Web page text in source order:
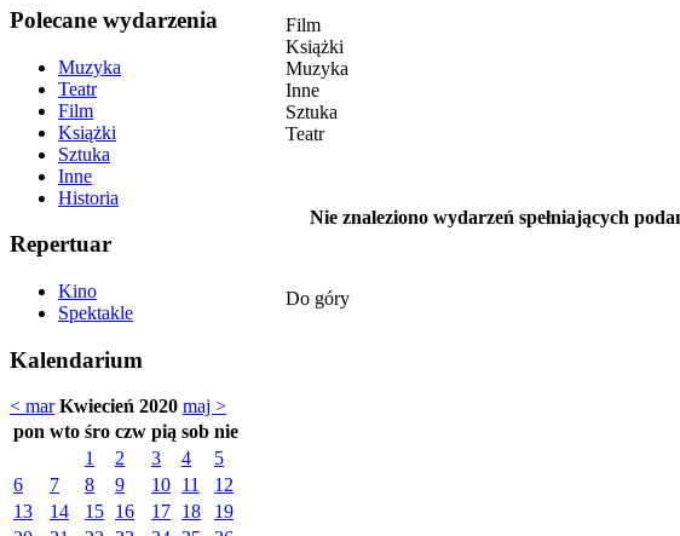
Polecane wydarzenia
Muzyka
Teatr
Film
Książki
Sztuka
Inne
Historia
Repertuar
Kino
Spektakle
Kalendarium
< mar Kwiecień 2020 maj >
pon wto śro czw pią sob nie
1
2 3 4
5
6
7 8 9 10 11
12
13
14 15 16 17 18
19
Film
Książki
Muzyka
Inne
Sztuka
Teatr
Nie znaleziono wydarzeń spełniających
Do góry